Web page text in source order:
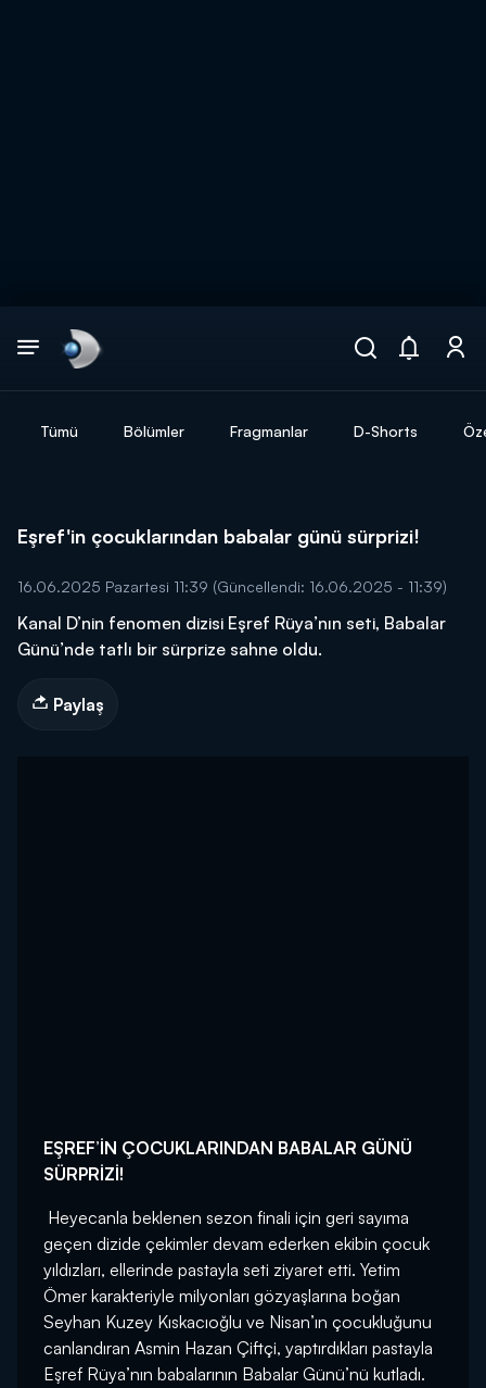
Tümü Bölümler Fragmanlar D-Shorts
Eşref'in çocuklarından babalar günü sürprizi!
16.06.2025 Pazartesi 11:39 (Güncellendi: 16.06.2025 - 11:39)
Kanal D’nin fenomen dizisi Eşref Rüya’nın seti, Babalar
Günü’nde tatlı bir sürprize sahne oldu.
Paylaş
EŞREF’İN ÇOCUKLARINDAN BABALAR GÜNÜ
SÜRPRİZİ!
Heyecanla beklenen sezon finali için geri sayıma
geçen dizide çekimler devam ederken ekibin çocuk
yıldızları, ellerinde pastayla seti ziyaret etti. Yetim
Ömer karakteriyle milyonları gözyaşlarına boğan
Seyhan Kuzey Kıskacıoğlu ve Nisan’ın çocukluğunu
canlandıran Asmin Hazan Çiftçi, yaptırdıkları pastayla
Eşref Rüya’nın babalarının Babalar Günü’nü kutladı.